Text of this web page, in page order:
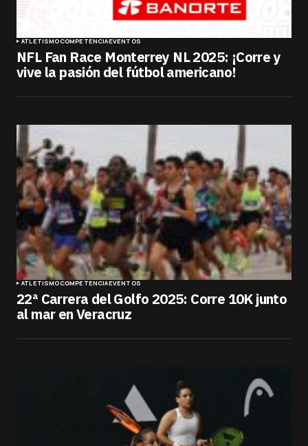
ATLETISMOCOMPETENCIAEVENTOS
NFL Fan Race Monterrey NL 2025: ¡Corre y
vive la pasión del fútbol americano!
ATLETISMOCOMPETENCIAEVENTOS
22ª Carrera del Golfo 2025: Corre 10K junto
al mar en Veracruz